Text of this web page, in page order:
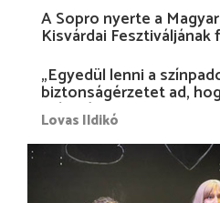
A Sopro nyerte a
Kisvárdai Fesztiváljának
„Egyedül lenni a
biztonságérzetet ad,
más nélkül is megvagyok
Lovas Ildikó